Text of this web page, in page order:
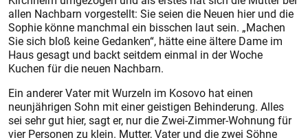
allen Nachbarn vorgestellt: Sie seien die Neuen hier und die
Sophie könne manchmal ein bisschen laut sein. „Machen
Sie sich bloß keine Gedanken“, hätte eine ältere Dame im
Haus gesagt und backt seitdem einmal in der Woche
Kuchen für die neuen Nachbarn.
Ein anderer Vater mit Wurzeln im Kosovo hat einen
neunjährigen Sohn mit einer geistigen Behinderung. Alles
sei sehr gut hier, sagt er, nur die Zwei-Zimmer-Wohnung für
vier Personen zu klein. Mutter, Vater und die zwei Söhne